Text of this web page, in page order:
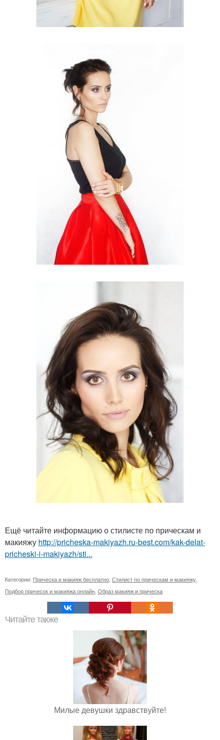
Ещё читайте информацию о стилисте по прическам и
макияжу http://pricheska-makiyazh.ru-best.com/kak-delat-
pricheski-i-makiyazh/sti...
Категории: Прическа и макияж бесплатно Стилист по прическам и макияжу
Подбор причесок и макияжа онлайн Образ макияж и прическа
Читайте также
Милые девушки здравствуйте!